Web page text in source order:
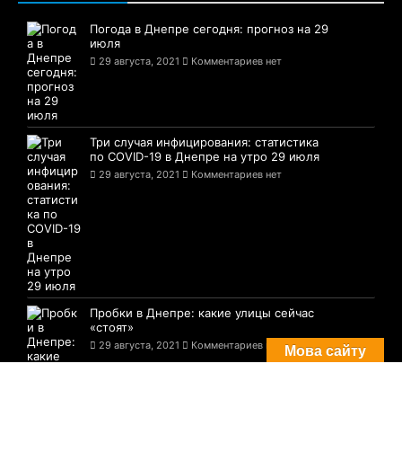
Погода в Днепре сегодня: прогноз на 29
июля
29 августа, 2021 Комментариев нет
Три случая инфицирования: статистика
по COVID-19 в Днепре на утро 29 июля
29 августа, 2021 Комментариев нет
Пробки в Днепре: какие улицы сейчас
«стоят»
29 августа, 2021 Комментариев нет Мова сайту